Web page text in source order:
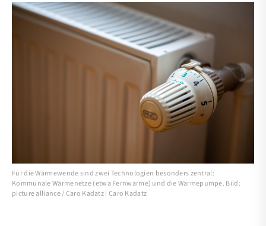
Für die Wärmewende sind zwei Technologien besonders zentral:
Kommunale Wärmenetze (etwa Fernwärme) und die Wärmepumpe. Bild:
picture alliance / Caro Kadatz | Caro Kadatz